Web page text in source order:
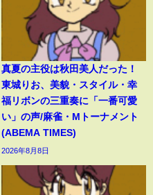
真夏の主役は秋田美人だった！
東城りお、美貌・スタイル・幸
福リボンの三重奏に「一番可愛
い」の声/麻雀・Mトーナメント
(ABEMA TIMES)
2026年8月8日